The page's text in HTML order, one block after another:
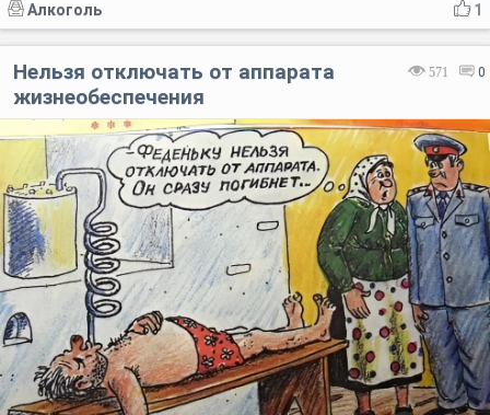
1
Алкоголь
571 0
Нельзя отключать от аппарата
жизнеобеспечения